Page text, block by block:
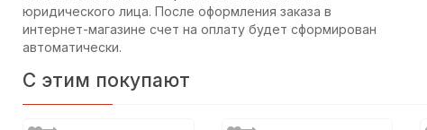
юридического лица. После оформления заказа в
интернет-магазине счет на оплату будет сформирован
автоматически.
С этим покупают